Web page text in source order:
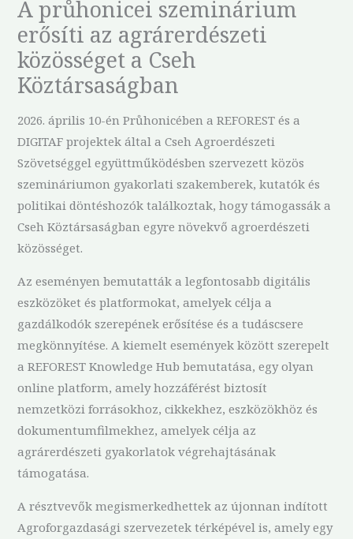
A průhonicei szeminárium
erősíti az agrárerdészeti
közösséget a Cseh
Köztársaságban
2026. április 10-én Průhonicében a REFOREST és a
DIGITAF projektek által a Cseh Agroerdészeti
Szövetséggel együttműködésben szervezett közös
szemináriumon gyakorlati szakemberek, kutatók és
politikai döntéshozók találkoztak, hogy támogassák a
Cseh Köztársaságban egyre növekvő agroerdészeti
közösséget.
Az eseményen bemutatták a legfontosabb digitális
eszközöket és platformokat, amelyek célja a
gazdálkodók szerepének erősítése és a tudáscsere
megkönnyítése. A kiemelt események között szerepelt
a REFOREST Knowledge Hub bemutatása, egy olyan
online platform, amely hozzáférést biztosít
nemzetközi forrásokhoz, cikkekhez, eszközökhöz és
dokumentumfilmekhez, amelyek célja az
agrárerdészeti gyakorlatok végrehajtásának
támogatása.
A résztvevők megismerkedhettek az újonnan indított
Agroforgazdasági szervezetek térképével is, amely egy